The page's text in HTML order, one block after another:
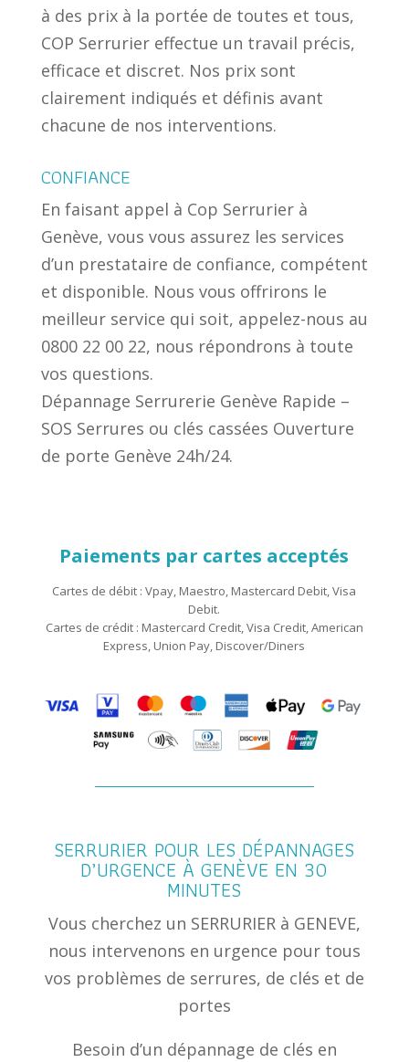
à des prix à la portée de toutes et tous,
COP Serrurier effectue un travail précis,
efficace et discret. Nos prix sont
clairement indiqués et définis avant
chacune de nos interventions.
CONFIANCE
En faisant appel à Cop Serrurier à
Genève, vous vous assurez les services
d’un prestataire de confiance, compétent
et disponible. Nous vous offrirons le
meilleur service qui soit, appelez-nous au
0800 22 00 22, nous répondrons à toute
vos questions.
Dépannage Serrurerie Genève Rapide –
SOS Serrures ou clés cassées Ouverture
de porte Genève 24h/24.
Paiements par cartes acceptés
Cartes de débit : Vpay, Maestro, Mastercard Debit, Visa
Debit.
Cartes de crédit : Mastercard Credit, Visa Credit, American
Express, Union Pay, Discover/Diners
SERRURIER POUR LES DÉPANNAGES
D’URGENCE À GENÈVE EN 30
MINUTES
Vous cherchez un SERRURIER à GENEVE,
nous intervenons en urgence pour tous
vos problèmes de serrures, de clés et de
portes
Besoin d’un dépannage de clés en